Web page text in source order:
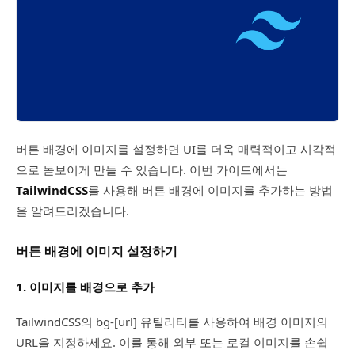
버튼 배경에 이미지를 설정하면 UI를 더욱 매력적이고 시각적
으로 돋보이게 만들 수 있습니다. 이번 가이드에서는
TailwindCSS를 사용해 버튼 배경에 이미지를 추가하는 방법
을 알려드리겠습니다.
버튼 배경에 이미지 설정하기
1. 이미지를 배경으로 추가
TailwindCSS의 bg-[url] 유틸리티를 사용하여 배경 이미지의
URL을 지정하세요. 이를 통해 외부 또는 로컬 이미지를 손쉽